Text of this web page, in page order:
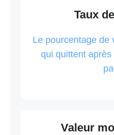
Taux
Le pourcentage de
qui quittent
Valeur